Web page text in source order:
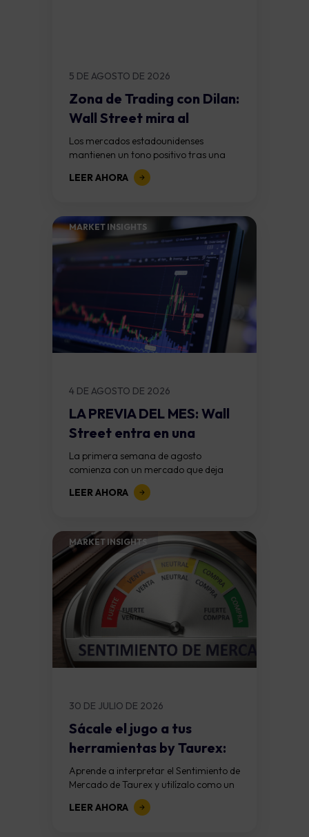
5 DE AGOSTO DE 2026
Zona de Trading con Dilan:
Wall Street mira al
empleo:...
Los mercados estadounidenses
mantienen un tono positivo tras una
sólida temporada de resultados
corporativos. Sin embargo, el
LEER AHORA
MARKET INSIGHTS​
4 DE AGOSTO DE 2026
LA PREVIA DEL MES: Wall
Street entra en una
semana...
La primera semana de agosto
comienza con un mercado que deja
atrás una de las semanas más
importantes del trimestre. La Reserva
LEER AHORA
MARKET INSIGHTS​
30 DE JULIO DE 2026
Sácale el jugo a tus
herramientas by Taurex:
La mayoría...
Aprende a interpretar el Sentimiento de
Mercado de Taurex y utilízalo como un
complemento para fortalecer tu
análisis. Todos hemos vivido una
LEER AHORA